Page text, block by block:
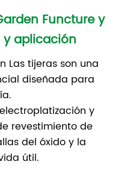
Functure y
aplicación
Las tijeras son una
diseñada para
y
revestimiento de
del óxido y la
útil.